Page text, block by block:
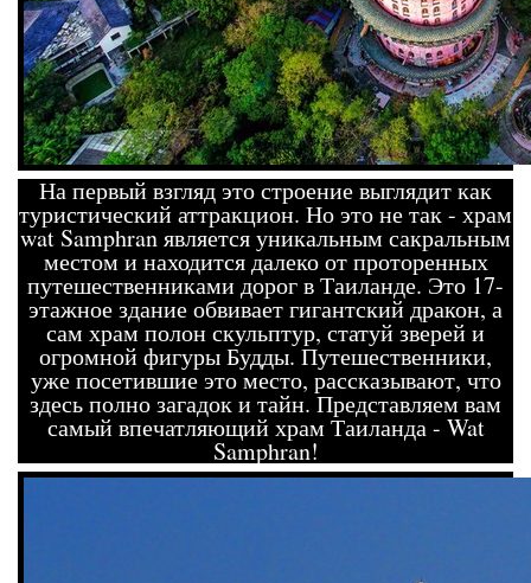
На первый взгляд это строение выглядит как
туристический аттракцион. Но это не так - храм
wat Samphran является уникальным сакральным
местом и находится далеко от проторенных
путешественниками дорог в Таиланде. Это 17-
этажное здание обвивает гигантский дракон, а
сам храм полон скульптур, статуй зверей и
огромной фигуры Будды. Путешественники,
уже посетившие это место, рассказывают, что
здесь полно загадок и тайн. Представляем вам
самый впечатляющий храм Таиланда - Wat
Samphran!